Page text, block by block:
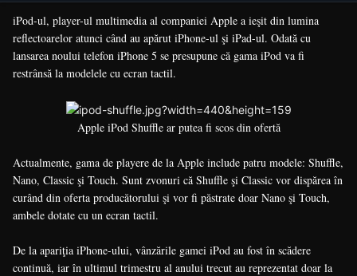
iPod-ul, player-ul multimedia al companiei Apple a ieşit din lumina
reflectoarelor atunci când au apărut iPhone-ul şi iPad-ul. Odată cu
lansarea noului telefon iPhone 5 se presupune că gama iPod va fi
restrânsă la modelele cu ecran tactil.
Apple iPod Shuffle ar putea fi scos din ofertă
Actualmente, gama de playere de la Apple include patru modele: Shuffle,
Nano, Classic şi Touch. Sunt zvonuri că Shuffle şi Classic vor dispărea în
curând din oferta producătorului şi vor fi păstrate doar Nano şi Touch,
ambele dotate cu un ecran tactil.
De la apariţia iPhone-ului, vânzările gamei iPod au fost în scădere
continuă, iar în ultimul trimestru al anului trecut au reprezentat doar la